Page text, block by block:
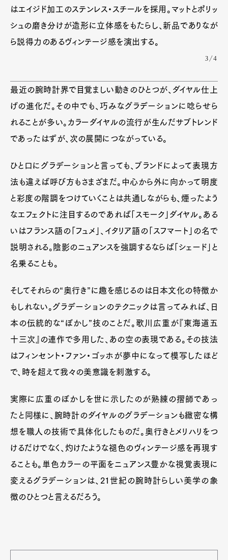
はエイジド加工のステンレス・スチールを採用。マットとポリッ
シュの磨き分けが造形に立体感をもたらし、新品でありなが
ら説得力のあるヴィンテージ感を演出する。
3/4
最近の腕時計界で目覚ましい動きのひとつが、ダイヤル仕上
げの進化だ。その中でも、巧みなグラデーションに唸らせら
れることが多い。カラーダイヤルの流行が生んだサブトレンド
であったはずが、次の展開につながっている。
ひと口にグラデーションと言っても、ブランドによって表現方
法も違えば呼び方もさまざまだ。中心から外に向かって明度
と彩度の階調をつけていくことは共通しながらも、煙ったよう
なエフェクトに注目するのであれば「スモーク」ダイヤル。ある
いはフランス語の「フュメ」、イタリア語の「スフマート」の名で
説明される。陰影のニュアンスを強調するならば「シェード」と
名乗ることも。
そしてそれらの“奥行き”に趣を感じるのは日本文化の特徴か
もしれない。グラデーションのテクニックは言ってみれば、日
本の伝統的な“ぼかし”技のことだ。歌川広重が『東海道五
十三次』の連作で多用した、あの空の表現である。その技法
はフィンセント・ファン・ゴッホが夢中になって模写したほど
で、時を超えて我々の美意識を刺激する。
実際に広重のぼかしを世に示したのが熟練の摺師であっ
たと同様に、腕時計のダイヤルのグラデーションも緻密な構
想を職人の技術で具体化したものだ。奥行きとメリハリをつ
けるだけでなく、灼けたような褪色のヴィンテージ感を再現す
ることも。単色カラーの平面をニュアンス豊かな視覚表現に
変えるグラデーションは、21世紀の腕時計らしい美学の象
徴のひとつと言えるだろう。